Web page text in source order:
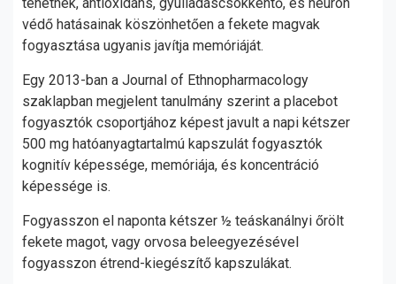
védő hatásainak köszönhetően a fekete magvak
fogyasztása ugyanis javítja memóriáját.
Egy 2013-ban a Journal of Ethnopharmacology
szaklapban megjelent tanulmány szerint a placebot
fogyasztók csoportjához képest javult a napi kétszer
500 mg hatóanyagtartalmú kapszulát fogyasztók
kognitív képessége, memóriája, és koncentráció
képessége is.
Fogyasszon el naponta kétszer ½ teáskanálnyi őrölt
fekete magot, vagy orvosa beleegyezésével
fogyasszon étrend-kiegészítő kapszulákat.